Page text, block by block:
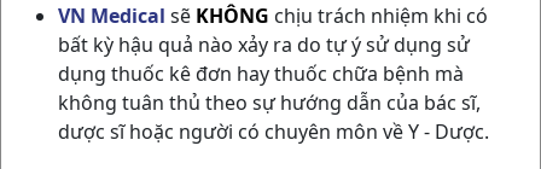
VN Medical sẽ KHÔNG chịu trách nhiệm khi có
bất kỳ hậu quả nào xảy ra do tự ý sử dụng sử
dụng thuốc kê đơn hay thuốc chữa bệnh mà
không tuân thủ theo sự hướng dẫn của bác sĩ,
dược sĩ hoặc người có chuyên môn về Y - Dược.
MYDOCALM 150MG H3VI10V HUNGARY
NSX:Hungary
Nhóm hàng: Giảm Đau - Kháng Viêm - Giãn